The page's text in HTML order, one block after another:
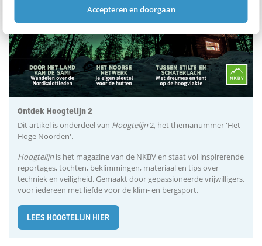
Accepteren en doorgaan
Ontdek Hoogtelijn 2
Dit artikel is onderdeel van Hoogtelijn2, het themanummer 'Het
Hoge Noorden'.
Hoogtelijn is het magazine van de NKBV en staat vol inspirerende
reportages, tochten, beklimmingen, materiaal en tips over
techniek en veiligheid. Gemaakt door gepassioneerde vrijwilligers,
voor iedereen met liefde voor de klim- en bergsport.
LEES HOOGTELIJN HIER